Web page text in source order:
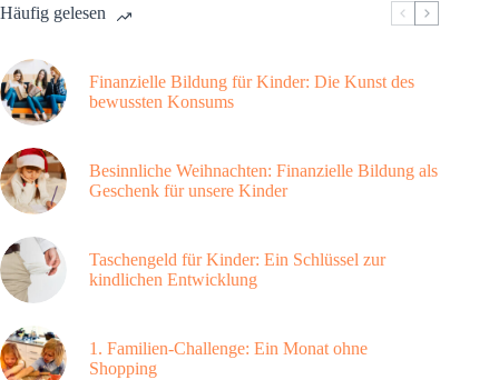
Häufig gelesen
Finanzielle Bildung für Kinder: Die Kunst des
bewussten Konsums
Besinnliche Weihnachten: Finanzielle Bildung als
Geschenk für unsere Kinder
Taschengeld für Kinder: Ein Schlüssel zur
kindlichen Entwicklung
1. Familien-Challenge: Ein Monat ohne
Shopping